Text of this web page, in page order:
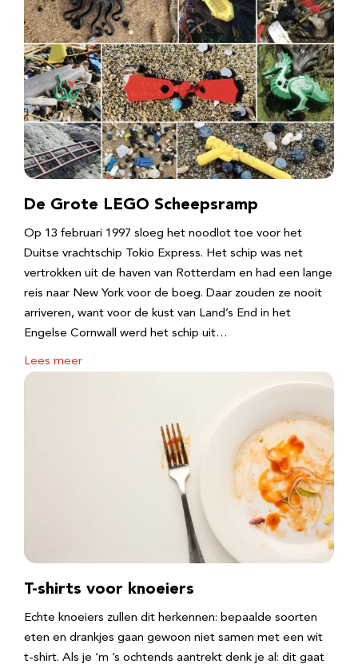
De Grote LEGO Scheepsramp
Op 13 februari 1997 sloeg het noodlot toe voor het
Duitse vrachtschip Tokio Express. Het schip was net
vertrokken uit de haven van Rotterdam en had een lange
reis naar New York voor de boeg. Daar zouden ze nooit
arriveren, want voor de kust van Land’s End in het
Engelse Cornwall werd het schip uit…
Lees meer
T-shirts voor knoeiers
Echte knoeiers zullen dit herkennen: bepaalde soorten
eten en drankjes gaan gewoon niet samen met een wit
t-shirt. Als je ‘m ’s ochtends aantrekt denk je al: dit gaat